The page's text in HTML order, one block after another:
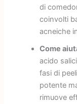
di
coinvolti
acneiche
Come
acido
fasi di
potente
rimuove